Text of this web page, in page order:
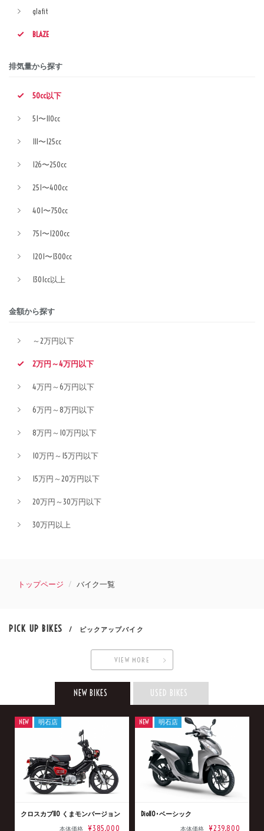
glafit
BLAZE
排気量から探す
50cc以下
51〜110cc
111〜125cc
126〜250cc
251〜400cc
401〜750cc
751〜1200cc
1201〜1300cc
1301cc以上
金額から探す
～2万円以下
2万円～4万円以下
4万円～6万円以下
6万円～8万円以下
8万円～10万円以下
10万円～15万円以下
15万円～20万円以下
20万円～30万円以下
30万円以上
トップページ バイク一覧
PICK UP BIKES / ピックアップバイク
VIEW MORE
NEW BIKES USED BIKES
クロスカブ110 くまモンバージョン
本体価格 ¥385,000
NEW 明石店
Dio110･ベーシック
本体価格 ¥239,800
NEW 明石店